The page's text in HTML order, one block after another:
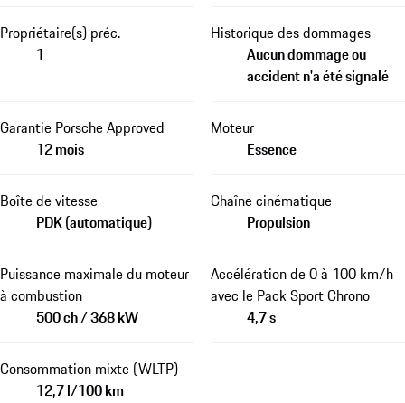
Propriétaire(s) préc.
1
Historique des dommages
Aucun dommage ou
accident n'a été signalé
Garantie Porsche Approved
12 mois
Moteur
Essence
Boîte de vitesse
PDK (automatique)
Chaîne cinématique
Propulsion
Puissance maximale du moteur
à combustion
500 ch / 368 kW
Accélération de 0 à 100 km/h
avec le Pack Sport Chrono
4,7 s
Consommation mixte (WLTP)
12,7 l/100 km